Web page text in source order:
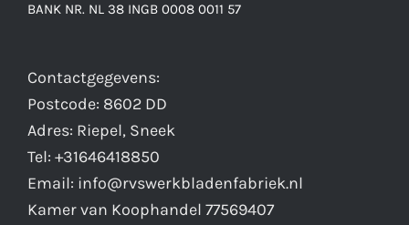
BANK NR. NL 38 INGB 0008 0011 57
Contactgegevens:
Postcode: 8602 DD
Adres: Riepel, Sneek
Tel: +31646418850
Email: info@rvswerkbladenfabriek.nl
Kamer van Koophandel 77569407